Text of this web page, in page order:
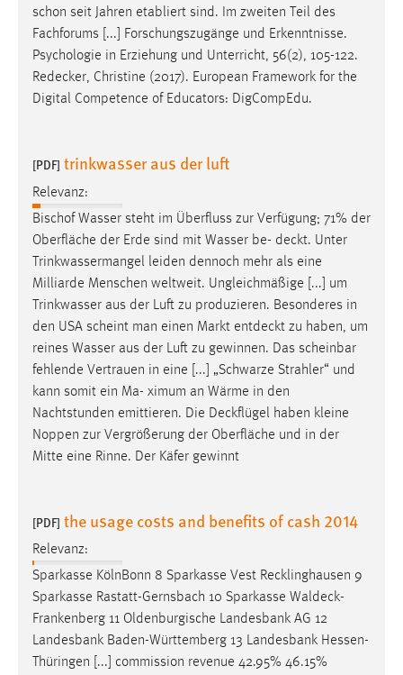
schon seit Jahren etabliert sind. Im zweiten Teil des
Fachforums [...] Forschungszugänge und Erkenntnisse.
Psychologie in Erziehung und Unterricht, 56(2), 105-122.
Redecker, Christine (2017). European Framework for the
Digital Competence of Educators: DigCompEdu.
[PDF] trinkwasser aus der luft
Relevanz:
Bischof Wasser steht im Überfluss zur Verfügung; 71% der
Oberfläche der Erde sind mit Wasser be- deckt. Unter
Trinkwassermangel leiden dennoch mehr als eine
Milliarde Menschen weltweit. Ungleichmäßige [...] um
Trinkwasser aus der Luft zu produzieren. Besonderes in
den USA scheint man einen Markt entdeckt zu haben, um
reines Wasser aus der Luft zu gewinnen. Das scheinbar
fehlende Vertrauen in eine [...] „Schwarze Strahler“ und
kann somit ein Ma- ximum an Wärme in den
Nachtstunden emittieren. Die Deckflügel haben kleine
Noppen zur Vergrößerung der Oberfläche und in der
Mitte eine Rinne. Der Käfer gewinnt
[PDF] the usage costs and benefits of cash 2014
Relevanz:
Sparkasse KölnBonn 8 Sparkasse Vest Recklinghausen 9
Sparkasse Rastatt-Gernsbach 10 Sparkasse Waldeck-
Frankenberg 11 Oldenburgische Landesbank AG 12
Landesbank Baden-Württemberg 13 Landesbank Hessen-
Thüringen [...] commission revenue 42.95% 46.15%